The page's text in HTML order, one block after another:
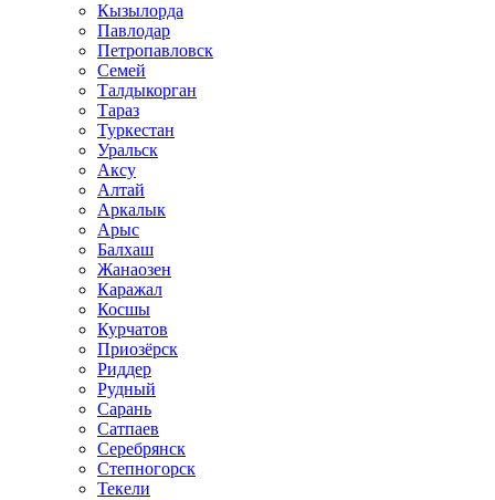
Кызылорда
Павлодар
Петропавловск
Семей
Талдыкорган
Тараз
Туркестан
Уральск
Аксу
Алтай
Аркалык
Арыс
Балхаш
Жанаозен
Каражал
Косшы
Курчатов
Приозёрск
Риддер
Рудный
Сарань
Сатпаев
Серебрянск
Степногорск
Текели